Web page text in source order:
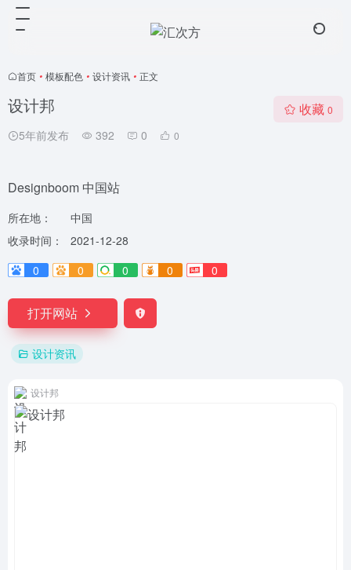
首页 • 模板配色 • 设计资讯 • 正文
设计邦
5年前发布 392 0 0
收藏 0
Designboom 中国站
所在地：
中国
收录时间：
2021-12-28
0
0 0 0 0
打开网站
设计资讯
设计邦